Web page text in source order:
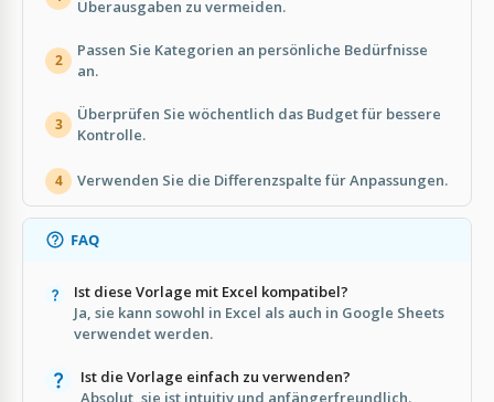
Überausgaben zu vermeiden.
2
Passen Sie Kategorien an persönliche Bedürfnisse
an.
3
Überprüfen Sie wöchentlich das Budget für bessere
Kontrolle.
4 Verwenden Sie die Differenzspalte für Anpassungen.
FAQ
Ist diese Vorlage mit Excel kompatibel?
Ja, sie kann sowohl in Excel als auch in Google Sheets
verwendet werden.
Ist die Vorlage einfach zu verwenden?
Absolut, sie ist intuitiv und anfängerfreundlich.